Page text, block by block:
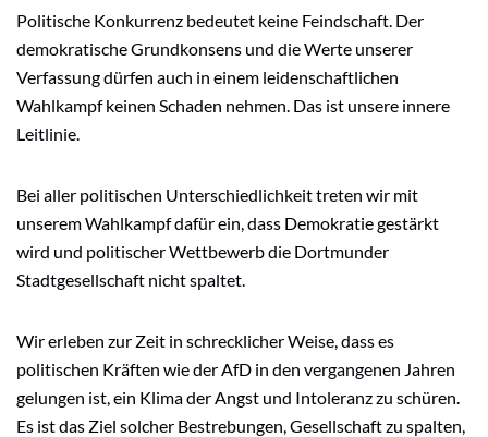
Politische Konkurrenz bedeutet keine Feindschaft. Der
demokratische Grundkonsens und die Werte unserer
Verfassung dürfen auch in einem leidenschaftlichen
Wahlkampf keinen Schaden nehmen. Das ist unsere innere
Leitlinie.
Bei aller politischen Unterschiedlichkeit treten wir mit
unserem Wahlkampf dafür ein, dass Demokratie gestärkt
wird und politischer Wettbewerb die Dortmunder
Stadtgesellschaft nicht spaltet.
Wir erleben zur Zeit in schrecklicher Weise, dass es
politischen Kräften wie der AfD in den vergangenen Jahren
gelungen ist, ein Klima der Angst und Intoleranz zu schüren.
Es ist das Ziel solcher Bestrebungen, Gesellschaft zu spalten,